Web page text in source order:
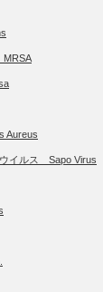
MRSA
Aureus
イルス Sapo Virus